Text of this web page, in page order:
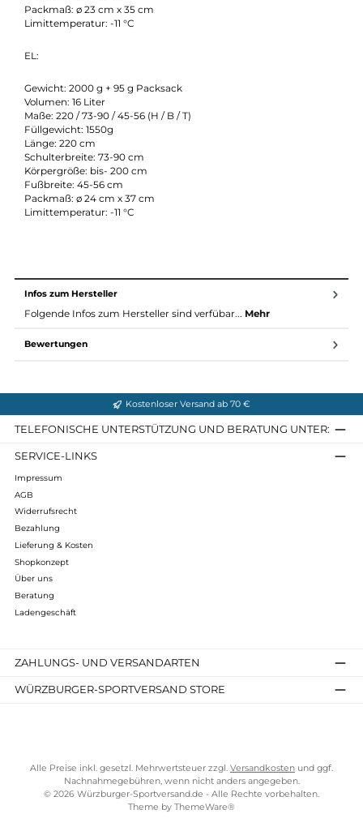
Limittemperatur: -11 °C
Volumen: 14 Liter
Maße: 198 / 68-85 / 43-54 (H / B / T)
Füllgewicht: 1310g
Länge: 198 cm
Schulterbreite: 68-85 cm
Körpergröße: bis175 cm
Fußbreite: 43-54 cm
Packmaß: ø 23 cm x 35 cm
Limittemperatur: -11 °C
Gewicht: 2000 g + 95 g Packsack
Maße: 220 / 73-90 / 45-56 (H / B / T)
Länge: 220 cm
Fußbreite: 45-56 cm
Packmaß: ø 24 cm x 37 cm
Limittemperatur: -11 °C
Folgende Infos zum Hersteller sind verfübar...
Bewertungen
TELEFONISCHE UNTERSTÜTZUNG UND BERATUNG
SERVICE-LINKS
Bezahlung
Lieferung & Kosten